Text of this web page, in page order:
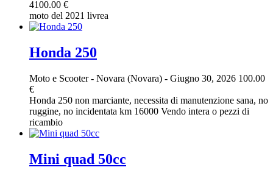
4100.00 €
moto del 2021 livrea
Honda 250
Moto e Scooter- Novara (Novara) - Giugno 30, 2026 100.00
€
Honda 250 non marciante, necessita di manutenzione sana, no
ruggine, no incidentata km 16000 Vendo intera o pezzi di
ricambio
Mini quad 50cc